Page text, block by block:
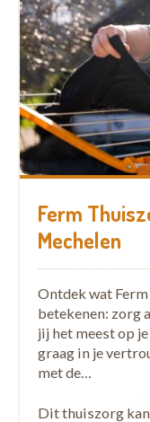
Ferm
Mechelen
Ontdek wat
betekenen: zorg
jij het meest op
graag in je
met de…
Dit thuiszorg